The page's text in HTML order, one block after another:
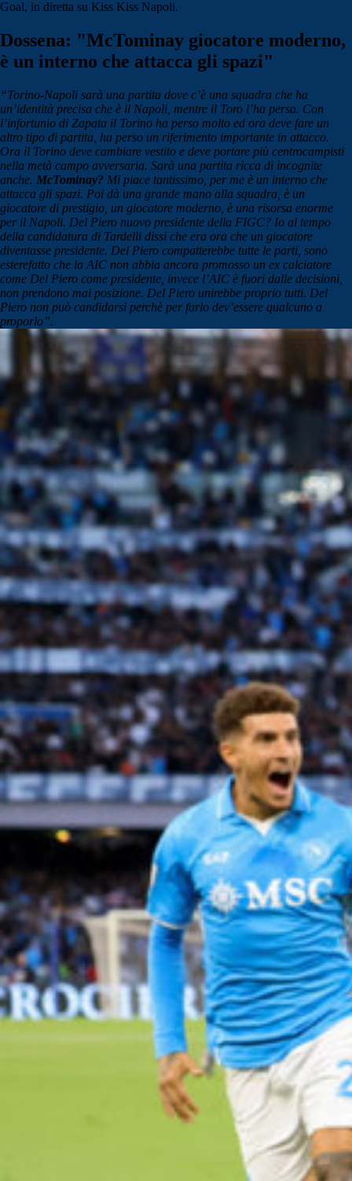
Goal, in diretta su Kiss Kiss Napoli.
Dossena: "McTominay giocatore moderno,
è un interno che attacca gli spazi"
“Torino-Napoli sarà una partita dove c’è una squadra che ha
un’identità precisa che è il Napoli, mentre il Toro l’ha persa. Con
l’infortunio di Zapata il Torino ha perso molto ed ora deve fare un
altro tipo di partita, ha perso un riferimento importante in attacco.
Ora il Torino deve cambiare vestito e deve portare più centrocampisti
nella metà campo avversaria. Sarà una partita ricca di incognite
anche. McTominay? Mi piace tantissimo, per me è un interno che
attacca gli spazi. Poi dà una grande mano alla squadra, è un
giocatore di prestigio, un giocatore moderno, è una risorsa enorme
per il Napoli. Del Piero nuovo presidente della FIGC? Io al tempo
della candidatura di Tardelli dissi che era ora che un giocatore
diventasse presidente. Del Piero compatterebbe tutte le parti, sono
esterefatto che la AIC non abbia ancora promosso un ex calciatore
come Del Piero come presidente, invece l’AIC è fuori dalle decisioni,
non prendono mai posizione. Del Piero unirebbe proprio tutti. Del
Piero non può candidarsi perchè per farlo dev’essere qualcuno a
proporlo”.